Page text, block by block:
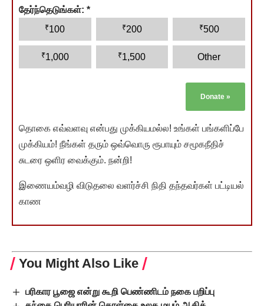
தேர்ந்தெடுங்கள்: *
₹100 ₹200 ₹500
₹1,000 ₹1,500 Other
Donate »
தொகை எவ்வளவு என்பது முக்கியமல்ல! உங்கள் பங்களிப்பே
முக்கியம்! நீங்கள் தரும் ஒவ்வொரு ரூபாயும் சமூகநீதிச்
சுடரை ஒளிர வைக்கும். நன்றி!
இணையம்வழி விடுதலை வளர்ச்சி நிதி தந்தவர்கள் பட்டியல்
காண
You Might Also Like
பரிகார பூஜை என்று கூறி பெண்ணிடம் நகை பறிப்பு